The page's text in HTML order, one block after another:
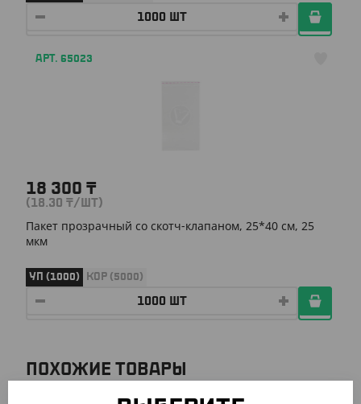
АРТ. 65023
18 300 ₸
(18.30 ₸/ШТ)
Пакет прозрачный со скотч-клапаном, 25*40 см, 25
мкм
УП (1000) КОР (5000)
ПОХОЖИЕ ТОВАРЫ